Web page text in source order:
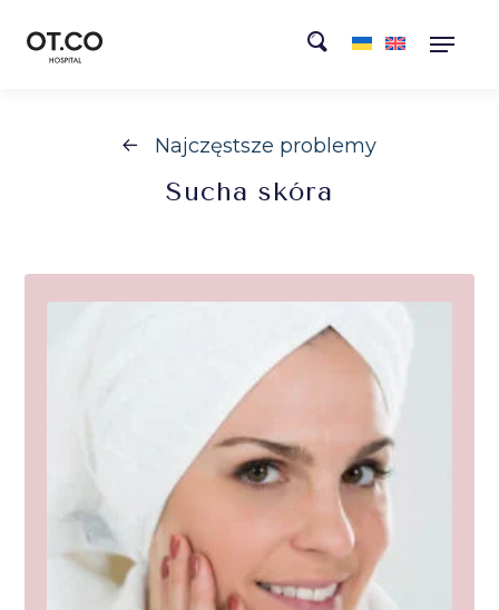
Najczęstsze problemy
Sucha skóra